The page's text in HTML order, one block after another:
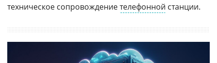
техническое сопровождениетелефонной станции.